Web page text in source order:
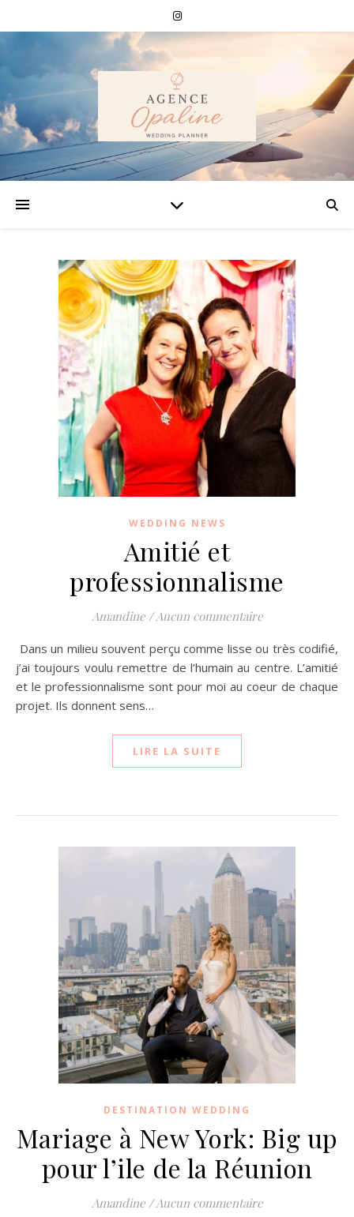
WEDDING NEWS
Amitié et
professionnalisme
Amandine /Aucun commentaire
Dans un milieu souvent perçu comme lisse ou très codifié,
j’ai toujours voulu remettre de l’humain au centre. L’amitié
et le professionnalisme sont pour moi au coeur de chaque
projet. Ils donnent sens…
LIRE LA SUITE
DESTINATION WEDDING
Mariage à New York: Big up
pour l’ile de la Réunion
Amandine /Aucun commentaire